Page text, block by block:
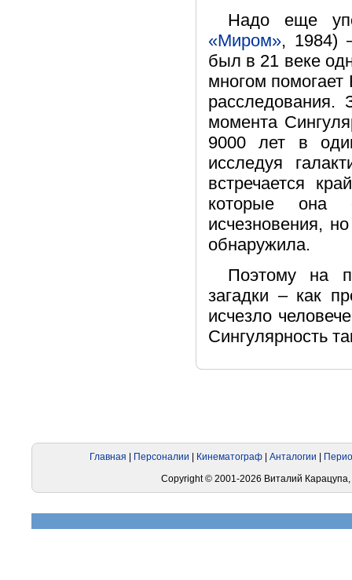
Надо еще
«Миром», 1984)
был в 21 веке
многом помогает
момента
9000 лет в
исследуя
встречается
которые она
исчезновения,
обнаружила.
Поэтому на
загадки – как
исчезло
Сингулярность